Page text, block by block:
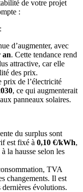
de votre projet
:
:
d’augmenter, avec
an. Cette tendance rend
attractive, car elle
des prix.
prix de l’électricité
, ce qui augmenterait
panneaux solaires.
du surplus sont
est fixé à 0,10 €/kWh,
la hausse selon les
TVA
changements. Il est
évolutions.